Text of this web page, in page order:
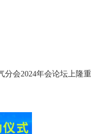
会2024年会论坛上隆